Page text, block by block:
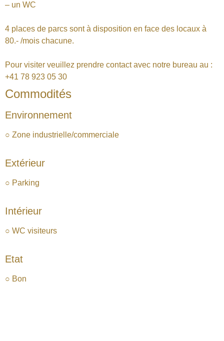
– un WC
4 places de parcs sont à disposition en face des locaux à
80.- /mois chacune.
Pour visiter veuillez prendre contact avec notre bureau au :
+41 78 923 05 30
Commodités
Environnement
○ Zone industrielle/commerciale
Extérieur
○ Parking
Intérieur
○ WC visiteurs
Etat
○ Bon